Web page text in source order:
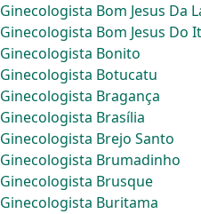
Ginecologista Bom Jesus Da
Ginecologista Bom Jesus Do
Ginecologista Bonito
Ginecologista Botucatu
Ginecologista Bragança
Ginecologista Brasília
Ginecologista Brejo Santo
Ginecologista Brumadinho
Ginecologista Brusque
Ginecologista Buritama